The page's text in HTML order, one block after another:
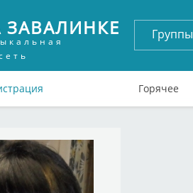
ЗАВАЛИНКЕ Группы
Горячее